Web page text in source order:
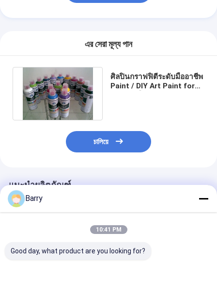
এর সেরা মূল্য পান
ศิลปินกราฟฟิตีระดับมืออาชีพ
Paint / DIY Art Paint for
চালিয়ে
แนะนำผลิตภัณฑ์
Barry
10:41 PM
Good day, what product are you looking for?